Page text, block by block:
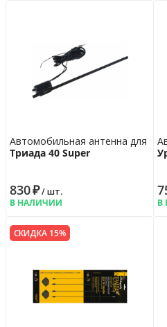
Автомобильная антенна для
Триада 40 Super
830₽/ шт.
В НАЛИЧИИ
В
СКИДКА 15%